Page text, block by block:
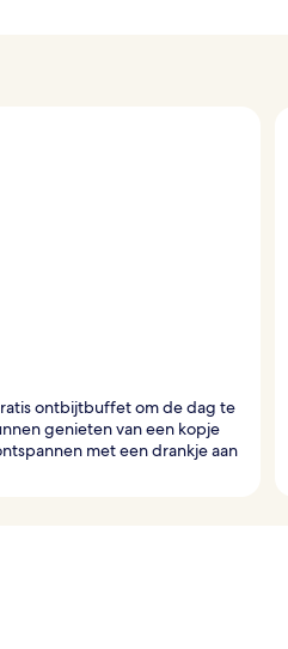
ontbijtbuffet om de dag te
genieten van een kopje
met een drankje aan